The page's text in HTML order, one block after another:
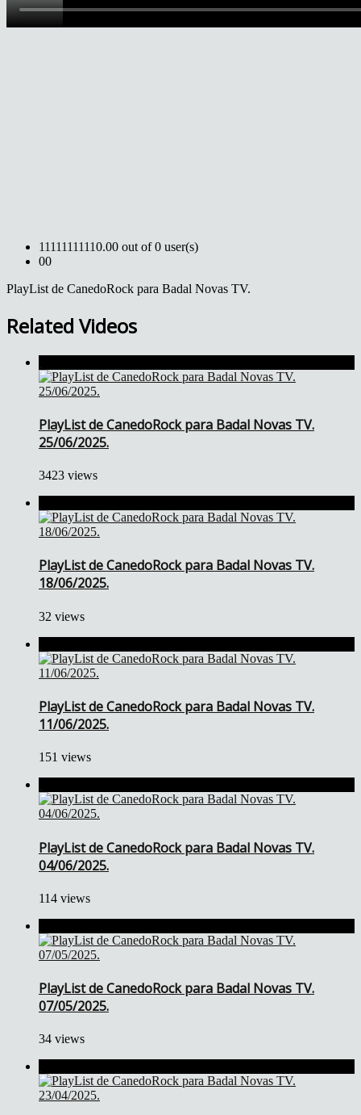
11111111110.00 out of 0 user(s)
00
PlayList de CanedoRock para Badal Novas TV.
Related Videos
PlayList de CanedoRock para Badal Novas TV.
25/06/2025.
3423 views
PlayList de CanedoRock para Badal Novas TV.
18/06/2025.
32 views
PlayList de CanedoRock para Badal Novas TV.
11/06/2025.
151 views
PlayList de CanedoRock para Badal Novas TV.
04/06/2025.
114 views
PlayList de CanedoRock para Badal Novas TV.
07/05/2025.
34 views